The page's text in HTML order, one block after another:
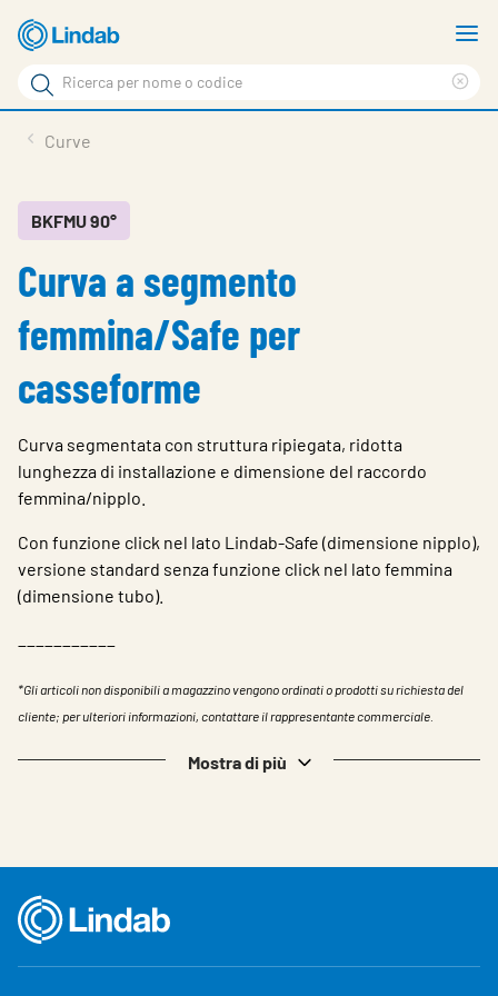
Log
visionare
Cerca
Cerca
Su Lindab
Su Tecnovent
Log in
Scegliere la lingua
Curve
BKFMU 90°
Curva a segmento
femmina/Safe per
casseforme
Curva segmentata con struttura ripiegata, ridotta
lunghezza di installazione e dimensione del raccordo
femmina/nipplo.
Con funzione click nel lato Lindab-Safe (dimensione nipplo),
versione standard senza funzione click nel lato femmina
(dimensione tubo).
*Gli articoli non disponibili a magazzino vengono ordinati o prodotti su richiesta del
cliente; per ulteriori informazioni, contattare il rappresentante commerciale.
Mostra di più